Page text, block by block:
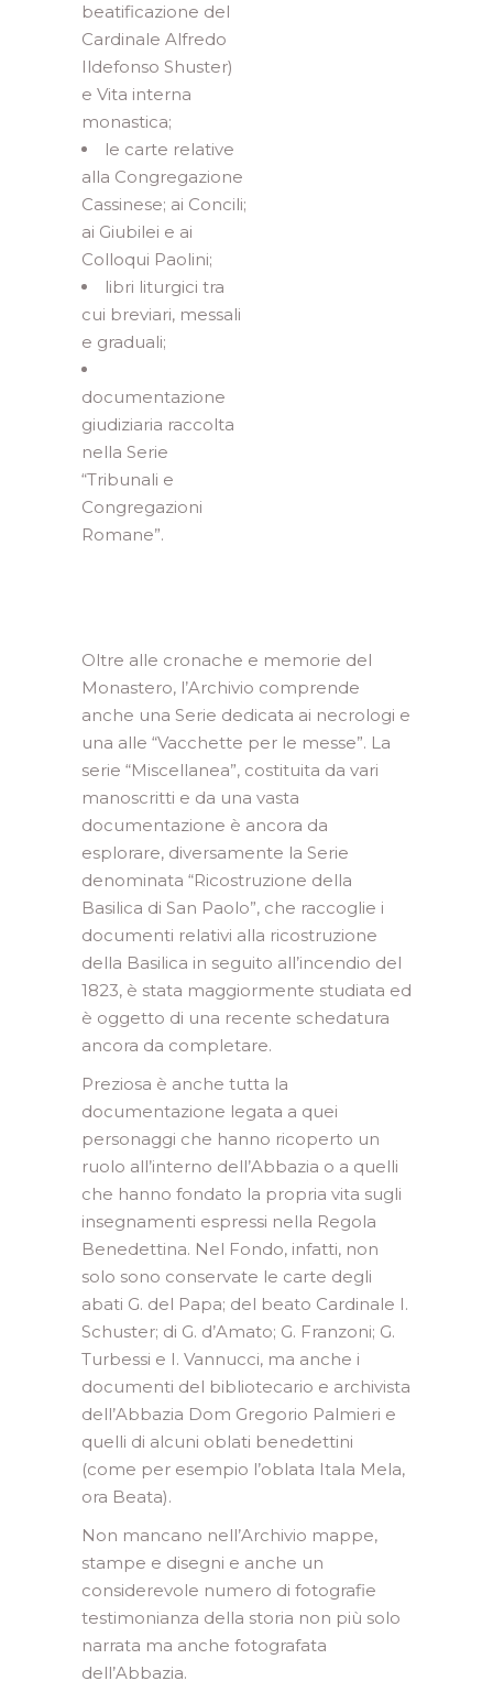
beatificazione del
Cardinale Alfredo
Ildefonso Shuster)
e Vita interna
monastica;
le carte relative
alla Congregazione
Cassinese; ai Concili;
ai Giubilei e ai
Colloqui Paolini;
libri liturgici tra
cui breviari, messali
e graduali;
documentazione
giudiziaria raccolta
nella Serie
“Tribunali e
Congregazioni
Romane”.
Oltre alle cronache e memorie del
Monastero, l’Archivio comprende
anche una Serie dedicata ai necrologi e
una alle “Vacchette per le messe”. La
serie “Miscellanea”, costituita da vari
manoscritti e da una vasta
documentazione è ancora da
esplorare, diversamente la Serie
denominata “Ricostruzione della
Basilica di San Paolo”, che raccoglie i
documenti relativi alla ricostruzione
della Basilica in seguito all’incendio del
1823, è stata maggiormente studiata ed
è oggetto di una recente schedatura
ancora da completare.
Preziosa è anche tutta la
documentazione legata a quei
personaggi che hanno ricoperto un
ruolo all’interno dell’Abbazia o a quelli
che hanno fondato la propria vita sugli
insegnamenti espressi nella Regola
Benedettina. Nel Fondo, infatti, non
solo sono conservate le carte degli
abati G. del Papa; del beato Cardinale I.
Schuster; di G. d’Amato; G. Franzoni; G.
Turbessi e I. Vannucci, ma anche i
documenti del bibliotecario e archivista
dell’Abbazia Dom Gregorio Palmieri e
quelli di alcuni oblati benedettini
(come per esempio l’oblata Itala Mela,
ora Beata).
Non mancano nell’Archivio mappe,
stampe e disegni e anche un
considerevole numero di fotografie
testimonianza della storia non più solo
narrata ma anche fotografata
dell’Abbazia.